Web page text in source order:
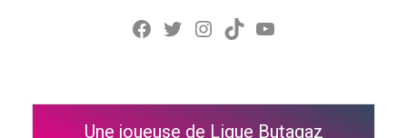
Facebook
Twitter
Instagram
TikTokYouTube
Une joueuse de Ligue Butagaz